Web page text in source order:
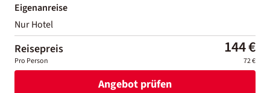
Eigenanreise
Nur Hotel
Reisepreis 144 €
Pro Person 72 €
Angebot prüfen